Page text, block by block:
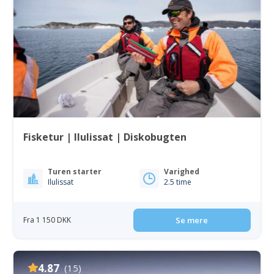
Fisketur | Ilulissat | Diskobugten
Turen starter
Ilulissat
Varighed
2.5 time
Fra 1 150 DKK Se mere
4.87 (15)